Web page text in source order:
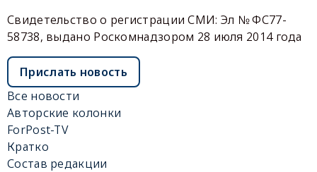
Свидетельство о регистрации СМИ: Эл № ФС77-
58738, выдано Роскомнадзором 28 июля 2014 года
Прислать новость
Все новости
Авторские колонки
ForPost-TV
Кратко
Состав редакции